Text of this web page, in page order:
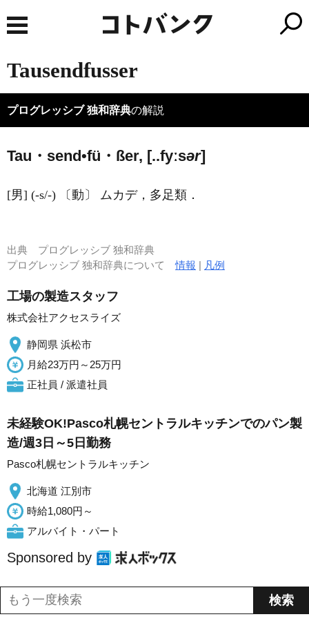
Tausendfusser
プログレッシブ 独和辞典の解説
Tau・send•fü・ßer, [..fyːsər]
[男] (-s/-) 〔動〕 ムカデ，多足類．
出典 プログレッシブ 独和辞典
プログレッシブ 独和辞典について情報 | 凡例
工場の製造スタッフ
株式会社アクセスライズ
静岡県 浜松市
月給23万円～25万円
正社員 / 派遣社員
未経験OK!Pasco札幌セントラルキッチンでのパン製
造/週3日～5日勤務
Pasco札幌セントラルキッチン
北海道 江別市
時給1,080円～
アルバイト・パート
Sponsored by